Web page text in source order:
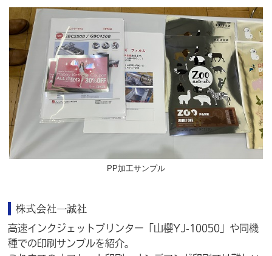
PP加工サンプル
株式会社一誠社
高速インクジェットプリンター「山櫻YJ-10050」や同機
種での印刷サンプルを紹介。